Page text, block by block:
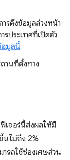
รดึงข้อมูลล่วงหน้า
รประเทศที่เปิดตัว
มูลนี้
านที่ตั้งทาง
เจอร์นี้ส่งผลให้มี
นไม่ถึง 2%
รถใช้ช่องเศษส่วน